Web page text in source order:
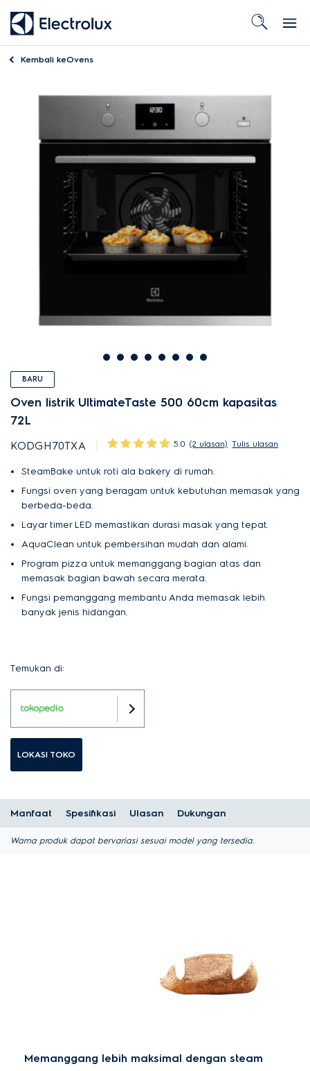
Kembali keOvens
BARU
Oven listrik UltimateTaste 500 60cm kapasitas
72L
KODGH70TXA 5.0 (2 ulasan) Tulis ulasan
SteamBake untuk roti ala bakery di rumah.
Fungsi oven yang beragam untuk kebutuhan memasak yang
berbeda-beda.
Layar timer LED memastikan durasi masak yang tepat.
AquaClean untuk pembersihan mudah dan alami.
Program pizza untuk memanggang bagian atas dan
memasak bagian bawah secara merata.
Fungsi pemanggang membantu Anda memasak lebih
banyak jenis hidangan.
Temukan di:
LOKASI TOKO
Manfaat Spesifikasi Ulasan Dukungan
Warna produk dapat bervariasi sesuai model yang tersedia.
Memanggang lebih maksimal dengan steam